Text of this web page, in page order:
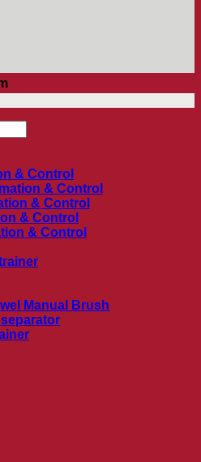
& Control
& Control
& Control
& Control
& Control
Manual Brush